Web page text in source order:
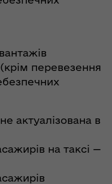
перевезення
актуалізована в
на таксі —